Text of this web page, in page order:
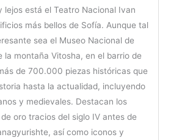
lejos está el Teatro Nacional Ivan
más bellos de Sofía. Aunque tal
sea el Museo Nacional de
la montaña Vitosha, en el barrio de
de 700.000 piezas históricas que
hasta la actualidad, incluyendo
y medievales. Destacan los
oro tracios del siglo IV antes de
así como iconos y